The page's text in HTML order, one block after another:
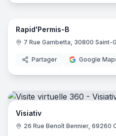
Rapid'Permis-B
7 Rue Gambetta, 30800 Saint-
Partager Google
Visiativ
26 Rue Benoît Bennier, 69260